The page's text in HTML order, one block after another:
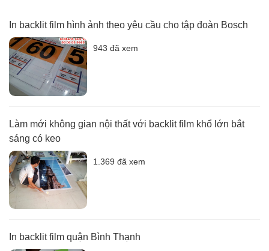
In backlit film hình ảnh theo yêu cầu cho tập đoàn Bosch
943 đã xem
Làm mới không gian nội thất với backlit film khổ lớn bắt
sáng có keo
1.369 đã xem
In backlit film quận Bình Thạnh